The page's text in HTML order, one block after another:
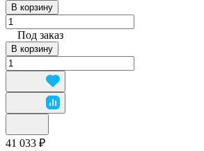
В корзину
Под заказ
В корзину
41 033 ₽